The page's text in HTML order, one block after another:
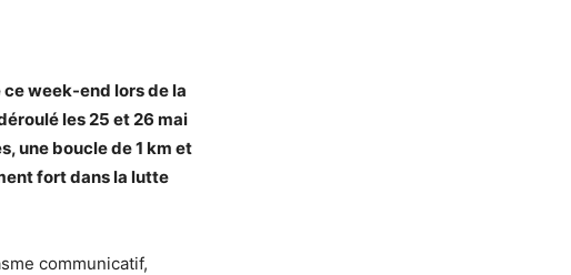
week-end lors de la
les 25 et 26 mai
une boucle de 1 km et
fort dans la lutte
communicatif,